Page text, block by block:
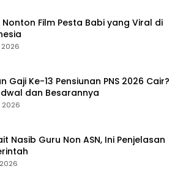
Film Pesta Babi yang Viral di
2026
Gaji Ke-13 Pensiunan PNS 2026 Cair?
dan Besarannya
2026
Nasib Guru Non ASN, Ini Penjelasan